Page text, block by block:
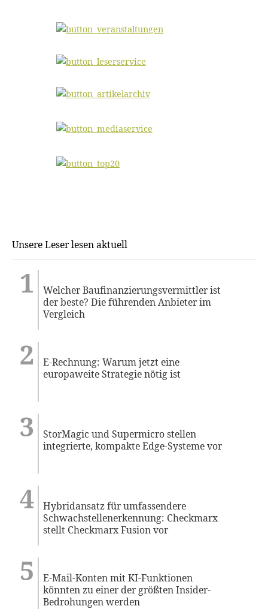
Unsere Leser lesen aktuell
Welcher Baufinanzierungsvermittler ist
der beste? Die führenden Anbieter im
Vergleich
E-Rechnung: Warum jetzt eine
europaweite Strategie nötig ist
StorMagic und Supermicro stellen
integrierte, kompakte Edge-Systeme vor
Hybridansatz für umfassendere
Schwachstellenerkennung: Checkmarx
stellt Checkmarx Fusion vor
E-Mail-Konten mit KI-Funktionen
könnten zu einer der größten Insider-
Bedrohungen werden